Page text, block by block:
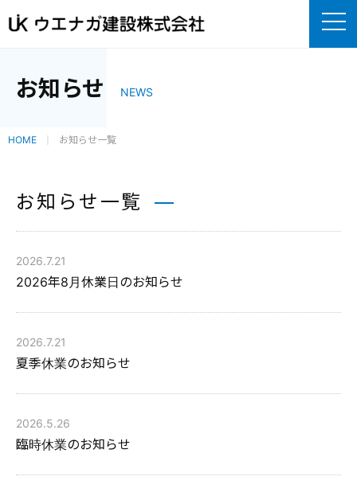
お知らせ NEWS
HOME お知らせ一覧
お知らせ一覧
2026.7.21
2026年8月休業日のお知らせ
2026.7.21
夏季休業のお知らせ
2026.5.26
臨時休業のお知らせ